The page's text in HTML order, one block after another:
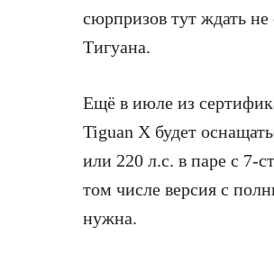
сюрпризов тут ждать
Тигуана.
Ещё в июле из
Tiguan X будет
или 220 л.с. в паре с 7-
том числе версия с
нужна.